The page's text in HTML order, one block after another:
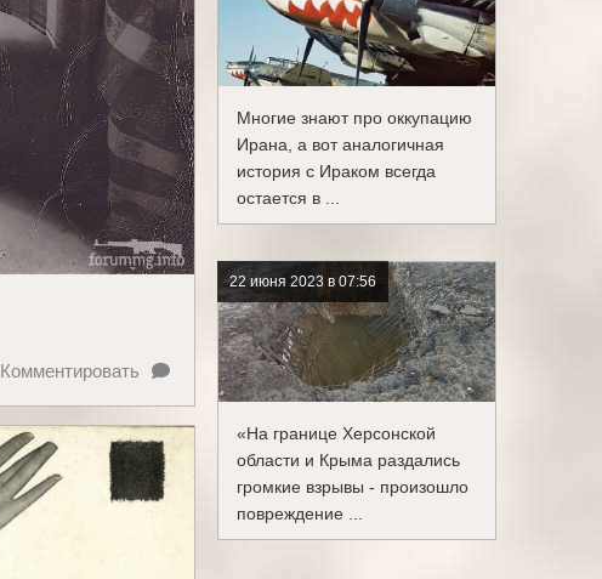
Комментировать
Многие знают про оккупацию
Ирана, а вот аналогичная
история с Ираком всегда
остается в ...
22 июня 2023 в 07:56
«На границе Херсонской
области и Крыма раздались
громкие взрывы - произошло
повреждение ...